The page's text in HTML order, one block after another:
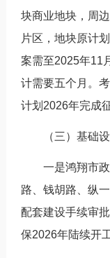
块商业地块，周
片区，地块原计
案需至2025年11
计需要五个月。
计划2026年完成
（三）基础设
一是鸿翔市政
路、钱胡路、纵
配套建设手续审
保2026年陆续开